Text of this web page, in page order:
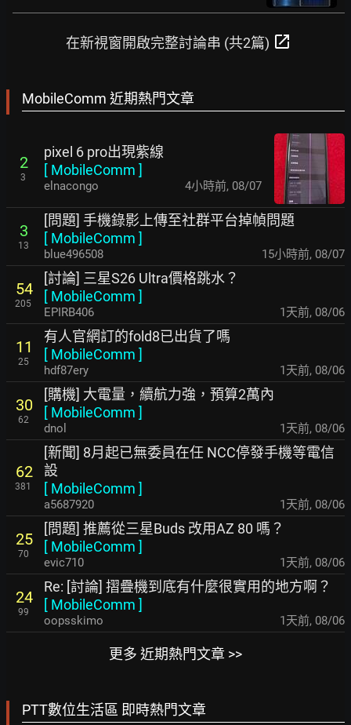
在新視窗開啟完整討論串 (共2篇) open_in_new
MobileComm 近期熱門文章
2
3
pixel 6 pro出現紫線
[ MobileComm ]
elnacongo 4小時前, 08/07
3
13
[問題] 手機錄影上傳至社群平台掉幀問題
[ MobileComm ]
blue496508 15小時前, 08/07
54
205
[討論] 三星S26 Ultra價格跳水？
[ MobileComm ]
EPIRB406 1天前, 08/06
11
25
有人官網訂的fold8已出貨了嗎
[ MobileComm ]
hdf87ery 1天前, 08/06
30
62
[購機] 大電量，續航力強，預算2萬內
[ MobileComm ]
dnol 1天前, 08/06
62
381
[新聞] 8月起已無委員在任 NCC停發手機等電信
設
[ MobileComm ]
a5687920 1天前, 08/06
25
70
[問題] 推薦從三星Buds 改用AZ 80 嗎？
[ MobileComm ]
evic710 1天前, 08/06
24
99
Re: [討論] 摺疊機到底有什麼很實用的地方啊？
[ MobileComm ]
oopsskimo 1天前, 08/06
更多 近期熱門文章 >>
PTT數位生活區 即時熱門文章